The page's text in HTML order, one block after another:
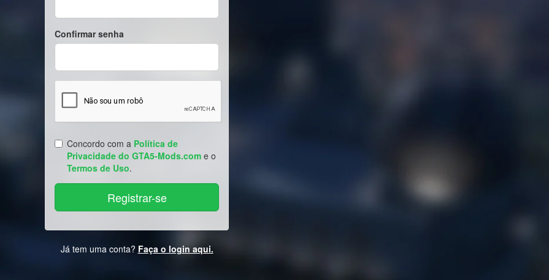
Confirmar senha
Concordo com a Política de
Privacidade do GTA5-Mods.com e o
Termos de Uso.
Já tem uma conta? Faça o login aqui.